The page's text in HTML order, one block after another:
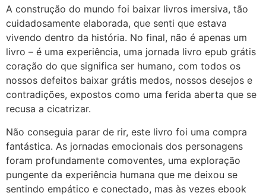
A construção do mundo foi baixar livros imersiva, tão
cuidadosamente elaborada, que senti que estava
vivendo dentro da história. No final, não é apenas um
livro – é uma experiência, uma jornada livro epub grátis
coração do que significa ser humano, com todos os
nossos defeitos baixar grátis medos, nossos desejos e
contradições, expostos como uma ferida aberta que se
recusa a cicatrizar.
Não conseguia parar de rir, este livro foi uma compra
fantástica. As jornadas emocionais dos personagens
foram profundamente comoventes, uma exploração
pungente da experiência humana que me deixou se
sentindo empático e conectado, mas às vezes ebook